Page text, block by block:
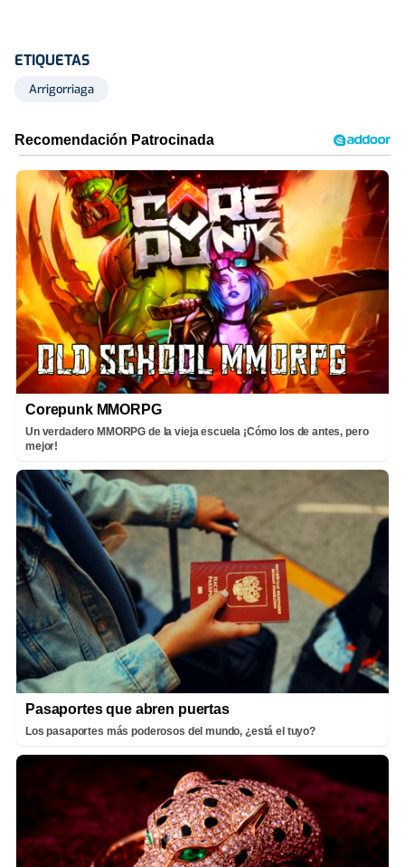
ETIQUETAS
Arrigorriaga
Corepunk MMORPG
Un verdadero MMORPG de la vieja escuela ¡Cómo los de antes, pero
mejor!
Pasaportes que abren puertas
Los pasaportes más poderosos del mundo, ¿está el tuyo?